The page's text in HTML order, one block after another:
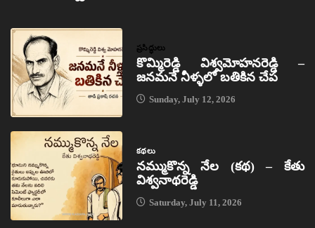
ప్రసిద్ధులు
కొమ్మిరెడ్డి విశ్వమోహనరెడ్డి –
జనమనే నీళ్ళలో బతికిన చేప
Sunday, July 12, 2026
కథలు
నమ్ముకొన్న నేల (కథ) – కేతు
విశ్వనాథరెడ్డి
Saturday, July 11, 2026